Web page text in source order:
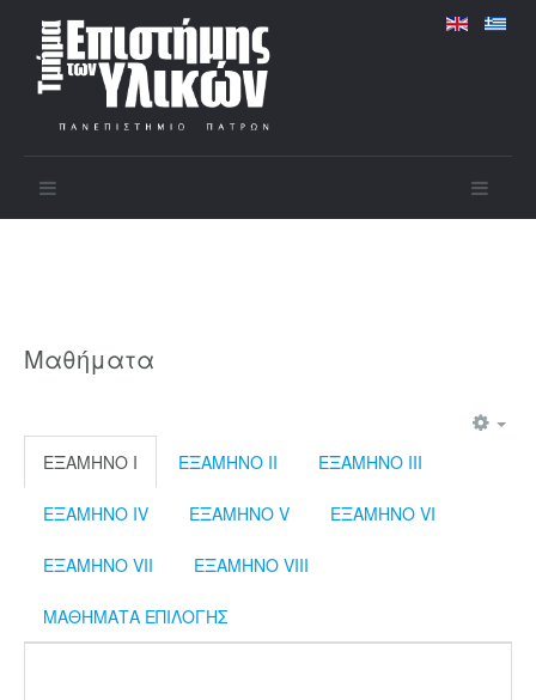
Μαθήματα
ΕΞΑΜΗΝΟ I ΕΞΑΜΗΝΟ II ΕΞΑΜΗΝΟ III
ΕΞΑΜΗΝΟ IV ΕΞΑΜΗΝΟ V ΕΞΑΜΗΝΟ VI
ΕΞΑΜΗΝΟ VII ΕΞΑΜΗΝΟ VIII
ΜΑΘΗΜΑΤΑ ΕΠΙΛΟΓΗΣ